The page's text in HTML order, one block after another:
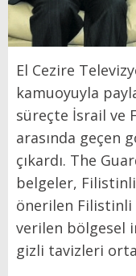
El Cezire
kamuoyuyla
süreçte İsrail ve
arasında geçen
çıkardı. The
belgeler,
önerilen Filistinli
verilen bölgesel
gizli tavizleri